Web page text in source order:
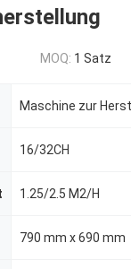
MOQ: 1 Satz
16/32CH
1.25/2.5 M2/H
790 mm x 690 mm